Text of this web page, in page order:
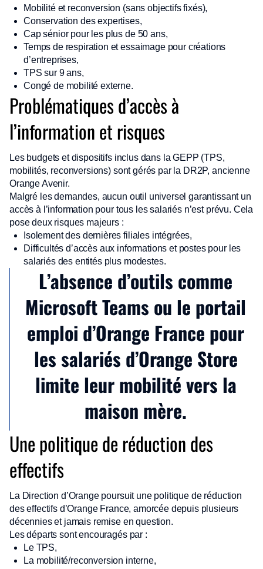
Mobilité et reconversion (sans objectifs fixés),
Conservation des expertises,
Cap sénior pour les plus de 50 ans,
Temps de respiration et essaimage pour créations
d’entreprises,
TPS sur 9 ans,
Congé de mobilité externe.
Problématiques d’accès à
l’information et risques
Les budgets et dispositifs inclus dans la GEPP (TPS,
mobilités, reconversions) sont gérés par la DR2P, ancienne
Orange Avenir.
Malgré les demandes, aucun outil universel garantissant un
accès à l’information pour tous les salariés n’est prévu. Cela
pose deux risques majeurs :
Isolement des dernières filiales intégrées,
Difficultés d’accès aux informations et postes pour les
salariés des entités plus modestes.
L’absence d’outils comme
Microsoft Teams ou le portail
emploi d’Orange France pour
les salariés d’Orange Store
limite leur mobilité vers la
maison mère.
Une politique de réduction des
effectifs
La Direction d’Orange poursuit une politique de réduction
des effectifs d’Orange France, amorcée depuis plusieurs
décennies et jamais remise en question.
Les départs sont encouragés par :
Le TPS,
La mobilité/reconversion interne,